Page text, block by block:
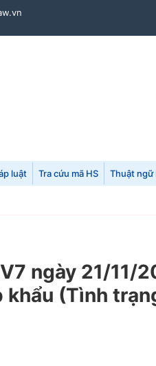
luật Tra cứu mã HS Thuật ngữ
ngày 21/11/
khẩu (Tình